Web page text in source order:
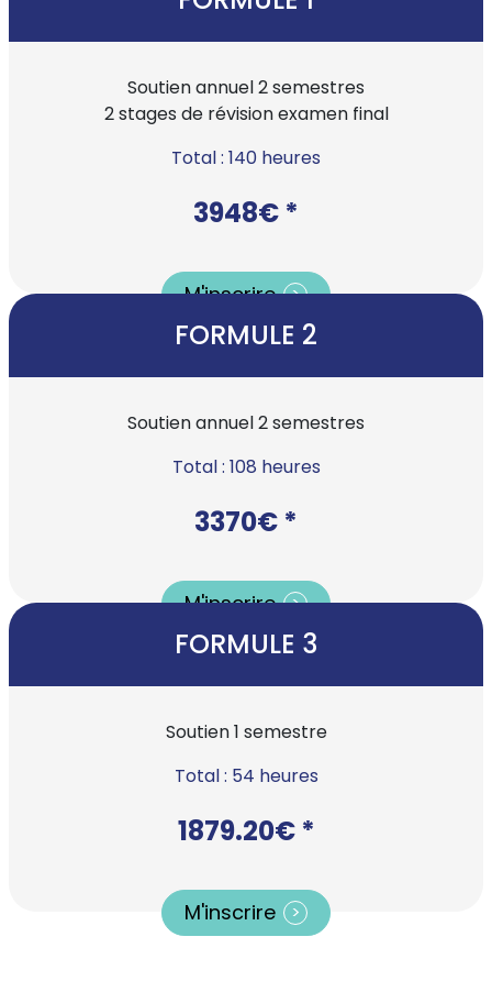
Soutien annuel 2 semestres
2 stages de révision examen final
Total : 140 heures
3948€ *
M'inscrire
FORMULE 2
Soutien annuel 2 semestres
Total : 108 heures
3370€ *
M'inscrire
FORMULE 3
Soutien 1 semestre
Total : 54 heures
1879.20€ *
M'inscrire